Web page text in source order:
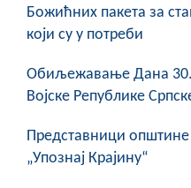
Божићних пакета за
који су у потреби
Обиљежавање Данa 30.
Војске Републике
Представници
„Упознај Крајину“